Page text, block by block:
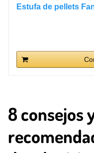
Estufa de pellets
8 consejos